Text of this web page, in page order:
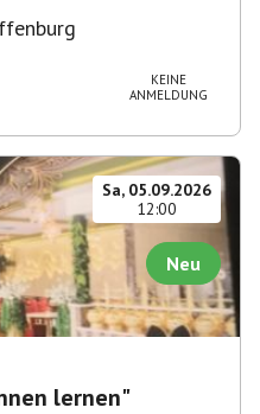
KEINE
ANMELDUNG
Sa, 05.09.2026
12:00
Neu
lernen"